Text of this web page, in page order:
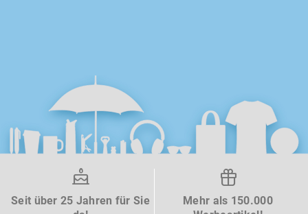
Seit über 25 Jahren für Sie
Mehr als 150.000